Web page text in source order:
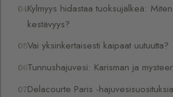
Kylmyys hidastaa tuoksujälkeä:
kestävyys?
Vai yksinkertaisesti kaipaat uutuutta?
Tunnushajuvesi: Karisman ja
Delacourte Paris -